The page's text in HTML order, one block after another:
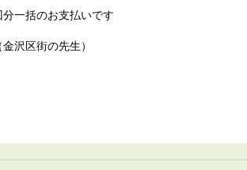
一括のお支払いです
沢区街の先生）